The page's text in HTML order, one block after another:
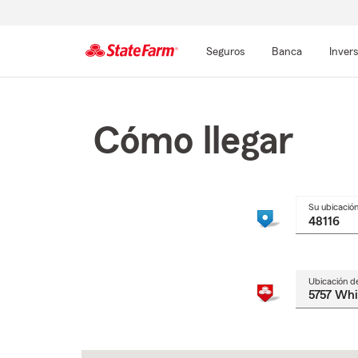
Seguros Banca
Cómo llegar
Su ubicación
Ubicación